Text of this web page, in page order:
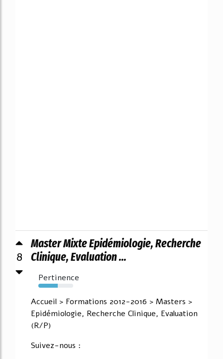
8
Master Mixte Epidémiologie, Recherche
Clinique, Evaluation ...
Pertinence
56%
Accueil > Formations 2012-2016 > Masters >
Epidémiologie, Recherche Clinique, Evaluation
(R/P)
Suivez-nous :